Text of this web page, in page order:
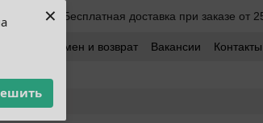
× Бесплатная доставка при заказе от
Обмен и возврат Вакансии Контакты